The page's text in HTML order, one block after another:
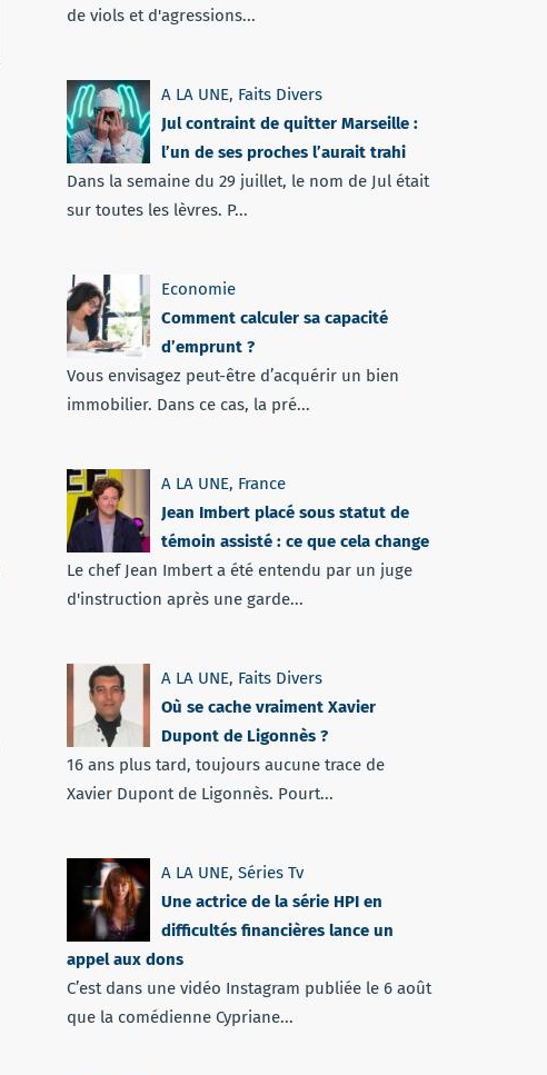
de viols et d'agressions...
A LA UNE, Faits Divers
Jul contraint de quitter Marseille :
l’un de ses proches l’aurait trahi
Dans la semaine du 29 juillet, le nom de Jul était
sur toutes les lèvres. P...
Economie
Comment calculer sa capacité
d’emprunt ?
Vous envisagez peut-être d’acquérir un bien
immobilier. Dans ce cas, la pré...
A LA UNE, France
Jean Imbert placé sous statut de
témoin assisté : ce que cela change
Le chef Jean Imbert a été entendu par un juge
d'instruction après une garde...
A LA UNE, Faits Divers
Où se cache vraiment Xavier
Dupont de Ligonnès ?
16 ans plus tard, toujours aucune trace de
Xavier Dupont de Ligonnès. Pourt...
A LA UNE, Séries Tv
Une actrice de la série HPI en
difficultés financières lance un
appel aux dons
C’est dans une vidéo Instagram publiée le 6 août
que la comédienne Cypriane...